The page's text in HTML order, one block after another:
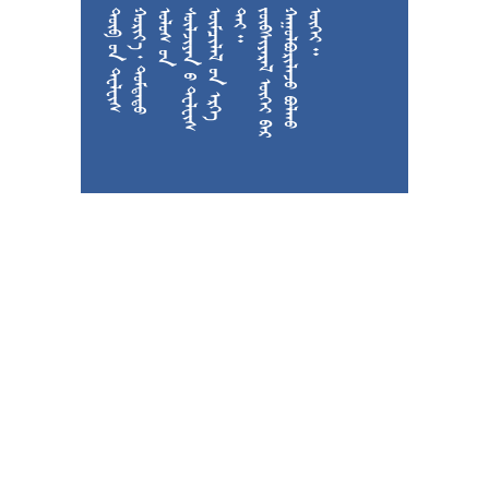

































































  






































 